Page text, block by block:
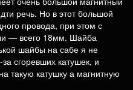
речь. Но в этот большой
провода, при этом с
— всего 18мм. Шайба
шайбы на сабе я не
сгоревших катушек, и
такую катушку а магнитную